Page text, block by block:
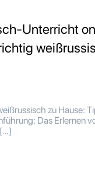
Unterricht
zu Hause:
Das Erlernen